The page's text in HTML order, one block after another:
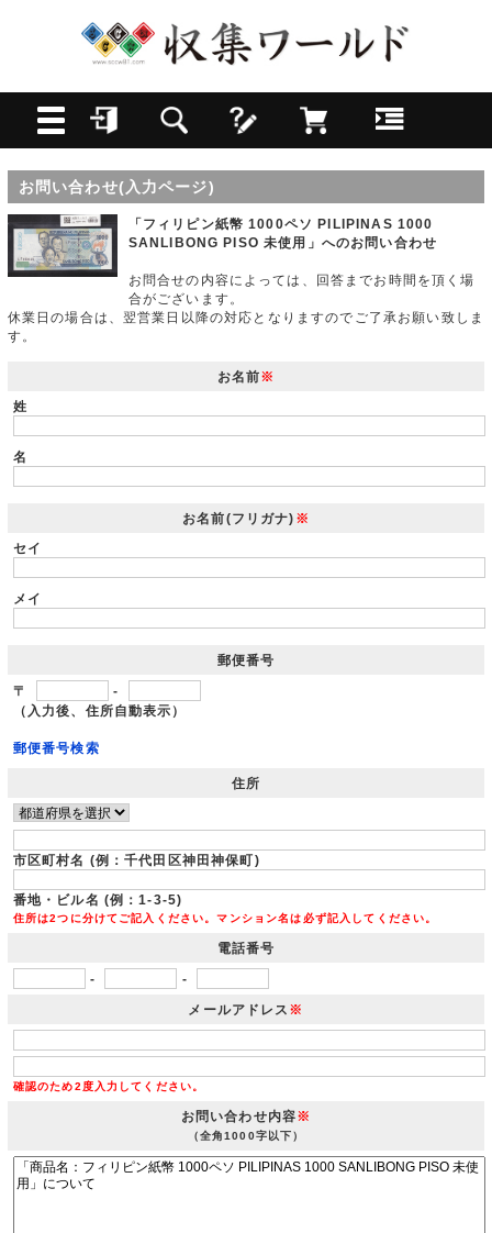
お問い合わせ(入力ページ)
「フィリピン紙幣 1000ペソ PILIPINAS 1000
SANLIBONG PISO 未使用」へのお問い合わせ
お問合せの内容によっては、回答までお時間を頂く場
合がございます。
休業日の場合は、翌営業日以降の対応となりますのでご了承お願い致しま
す。
お名前※
姓
名
お名前(フリガナ) ※
セイ
メイ
郵便番号
〒
-
（入力後、住所自動表示）
郵便番号検索
住所
市区町村名 (例：千代田区神田神保町)
番地・ビル名 (例：1-3-5)
住所は2つに分けてご記入ください。マンション名は必ず記入してください。
電話番号
- -
メールアドレス ※
確認のため2度入力してください。
お問い合わせ内容※
（全角1000字以下）